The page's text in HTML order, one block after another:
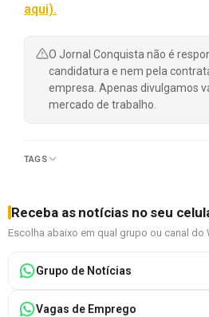
aqui).
O Jornal Conquista não é
candidatura e nem pela
empresa. Apenas divulgamos
mercado de trabalho.
TAGS
Receba as notícias no seu
Escolha abaixo em qual grupo ou canal do
Grupo de Notícias
Vagas de Emprego